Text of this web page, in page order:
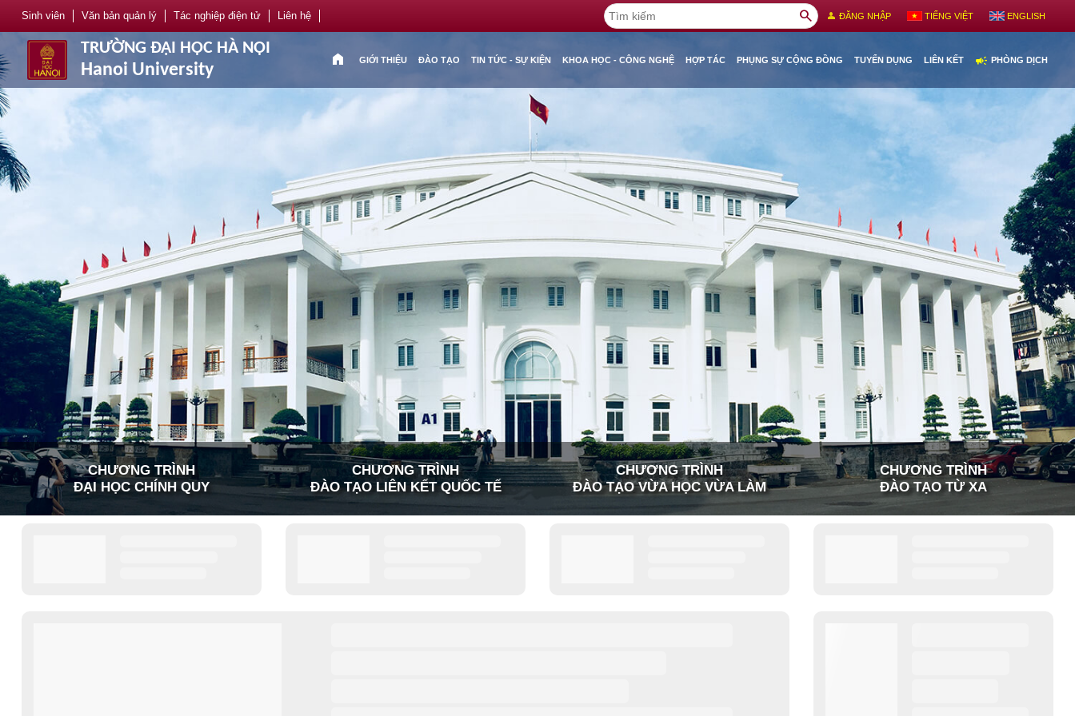
Sinh viên Văn bản quản lý Tác nghiệp điện tử Liên hệ search person ĐĂNG NHẬP TIẾNG VIỆT ENGLISH
TRƯỜNG ĐẠI HỌC HÀ NỘI
Hanoi University
home GIỚI THIỆU ĐÀO TẠO TIN TỨC - SỰ KIỆN KHOA HỌC - CÔNG NGHỆ HỢP TÁC PHỤNG SỰ CỘNG ĐỒNG TUYỂN DỤNG LIÊN KẾT campaign PHÒNG DỊCH
CHƯƠNG TRÌNH
ĐẠI HỌC CHÍNH QUY
CHƯƠNG TRÌNH
ĐÀO TẠO LIÊN KẾT QUỐC TẾ
CHƯƠNG TRÌNH
ĐÀO TẠO VỪA HỌC VỪA LÀM
CHƯƠNG TRÌNH
ĐÀO TẠO TỪ XA